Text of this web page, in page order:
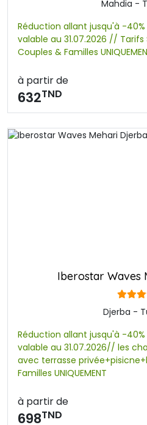
Mahdia -
Réduction allant jusqu'à -40%
valable au 31.07.2026 // Tarifs
Couples & Familles
à partir de
632TND
Iberostar Waves
Djerba -
Réduction allant jusqu'à -40%
valable au 31.07.2026// les
avec terrasse
Familles UNIQUEMENT
à partir de
698TND